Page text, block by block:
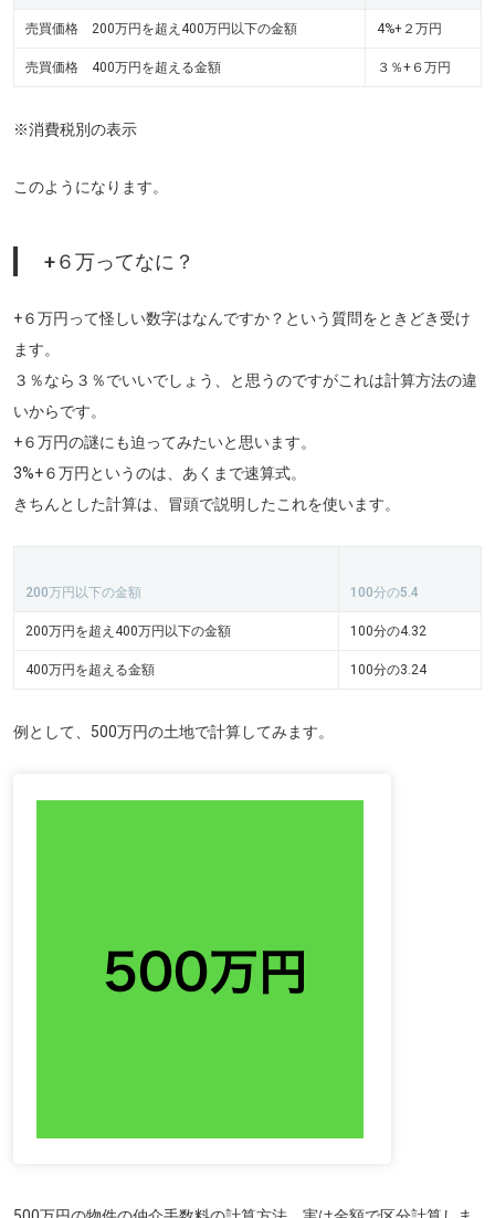
売買価格 200万円を超え400万円以下の金額 4%+２万円
売買価格 400万円を超える金額 ３％+６万円
※消費税別の表示
このようになります。
+６万ってなに？
+６万円って怪しい数字はなんですか？という質問をときどき受け
ます。
３％なら３％でいいでしょう、と思うのですがこれは計算方法の違
いからです。
+６万円の謎にも迫ってみたいと思います。
3%+６万円というのは、あくまで速算式。
きちんとした計算は、冒頭で説明したこれを使います。
200万円以下の金額 100分の5.4
200万円を超え400万円以下の金額 100分の4.32
400万円を超える金額 100分の3.24
例として、500万円の土地で計算してみます。